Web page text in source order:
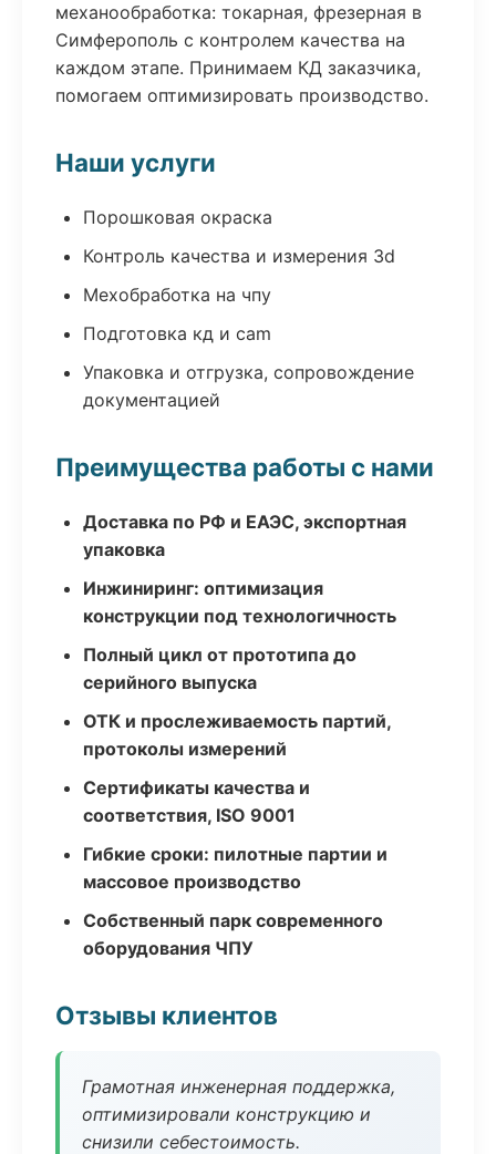
механообработка: токарная, фрезерная в
Симферополь с контролем качества на
каждом этапе. Принимаем КД заказчика,
помогаем оптимизировать производство.
Наши услуги
Порошковая окраска
Контроль качества и измерения 3d
Мехобработка на чпу
Подготовка кд и cam
Упаковка и отгрузка, сопровождение
документацией
Преимущества работы с нами
Доставка по РФ и ЕАЭС, экспортная
упаковка
Инжиниринг: оптимизация
конструкции под технологичность
Полный цикл от прототипа до
серийного выпуска
ОТК и прослеживаемость партий,
протоколы измерений
Сертификаты качества и
соответствия, ISO 9001
Гибкие сроки: пилотные партии и
массовое производство
Собственный парк современного
оборудования ЧПУ
Отзывы клиентов
Грамотная инженерная поддержка,
оптимизировали конструкцию и
снизили себестоимость.